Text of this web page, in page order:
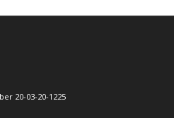
20-03-20-1225